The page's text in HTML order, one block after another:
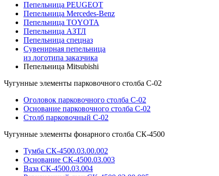
Пепельница PEUGEOT
Пепельница Mercedes-Benz
Пепельница TOYOTA
Пепельница АЗТЛ
Пепельница спецназ
Сувенирная пепельница
из логотипа заказчика
Пепельница Mitsubishi
Чугунные элементы парковочного столба С-02
Оголовок парковочного столба С-02
Основание парковочного столба С-02
Столб парковочный С-02
Чугунные элементы фонарного столба СК-4500
Тумба СК-4500.03.00.002
Основание СК-4500.03.003
Ваза СК-4500.03.004